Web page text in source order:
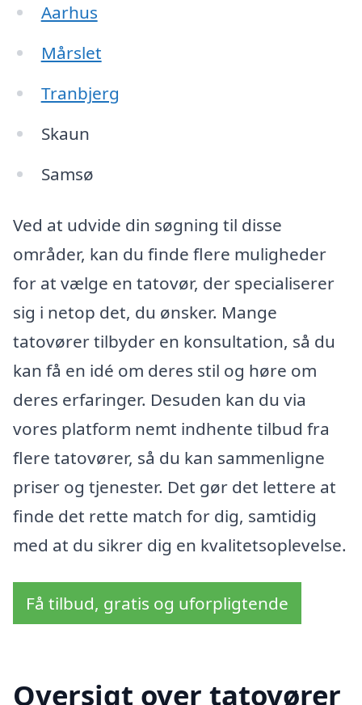
Aarhus
Mårslet
Tranbjerg
Skaun
Samsø
Ved at udvide din søgning til disse
områder, kan du finde flere muligheder
for at vælge en tatovør, der specialiserer
sig i netop det, du ønsker. Mange
tatovører tilbyder en konsultation, så du
kan få en idé om deres stil og høre om
deres erfaringer. Desuden kan du via
vores platform nemt indhente tilbud fra
flere tatovører, så du kan sammenligne
priser og tjenester. Det gør det lettere at
finde det rette match for dig, samtidig
med at du sikrer dig en kvalitetsoplevelse.
Få tilbud, gratis og uforpligtende
Oversigt over tatovører